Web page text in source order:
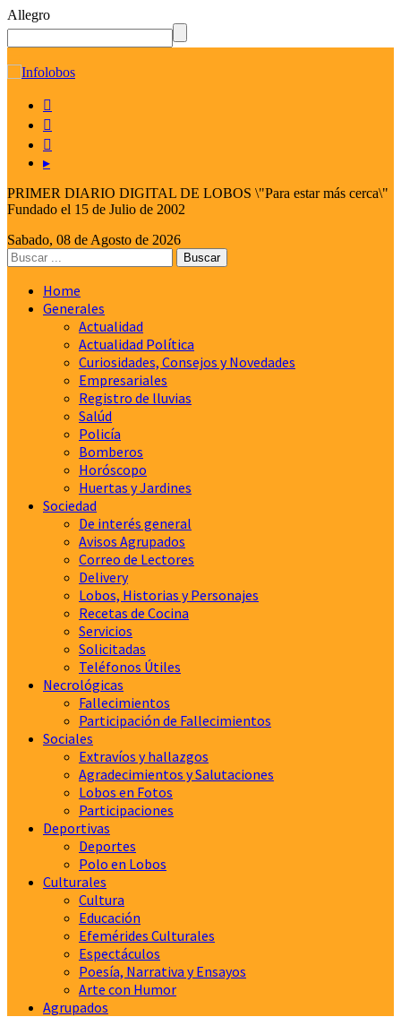
Allegro



▸
PRIMER DIARIO DIGITAL DE LOBOS \"Para estar más cerca\"
Fundado el 15 de Julio de 2002
Sabado, 08 de Agosto de 2026
Home
Generales
Actualidad
Actualidad Política
Curiosidades, Consejos y Novedades
Empresariales
Registro de lluvias
Salúd
Policía
Bomberos
Horóscopo
Huertas y Jardines
Sociedad
De interés general
Avisos Agrupados
Correo de Lectores
Delivery
Lobos, Historias y Personajes
Recetas de Cocina
Servicios
Solicitadas
Teléfonos Útiles
Necrológicas
Fallecimientos
Participación de Fallecimientos
Sociales
Extravíos y hallazgos
Agradecimientos y Salutaciones
Lobos en Fotos
Participaciones
Deportivas
Deportes
Polo en Lobos
Culturales
Cultura
Educación
Efemérides Culturales
Espectáculos
Poesía, Narrativa y Ensayos
Arte con Humor
Agrupados